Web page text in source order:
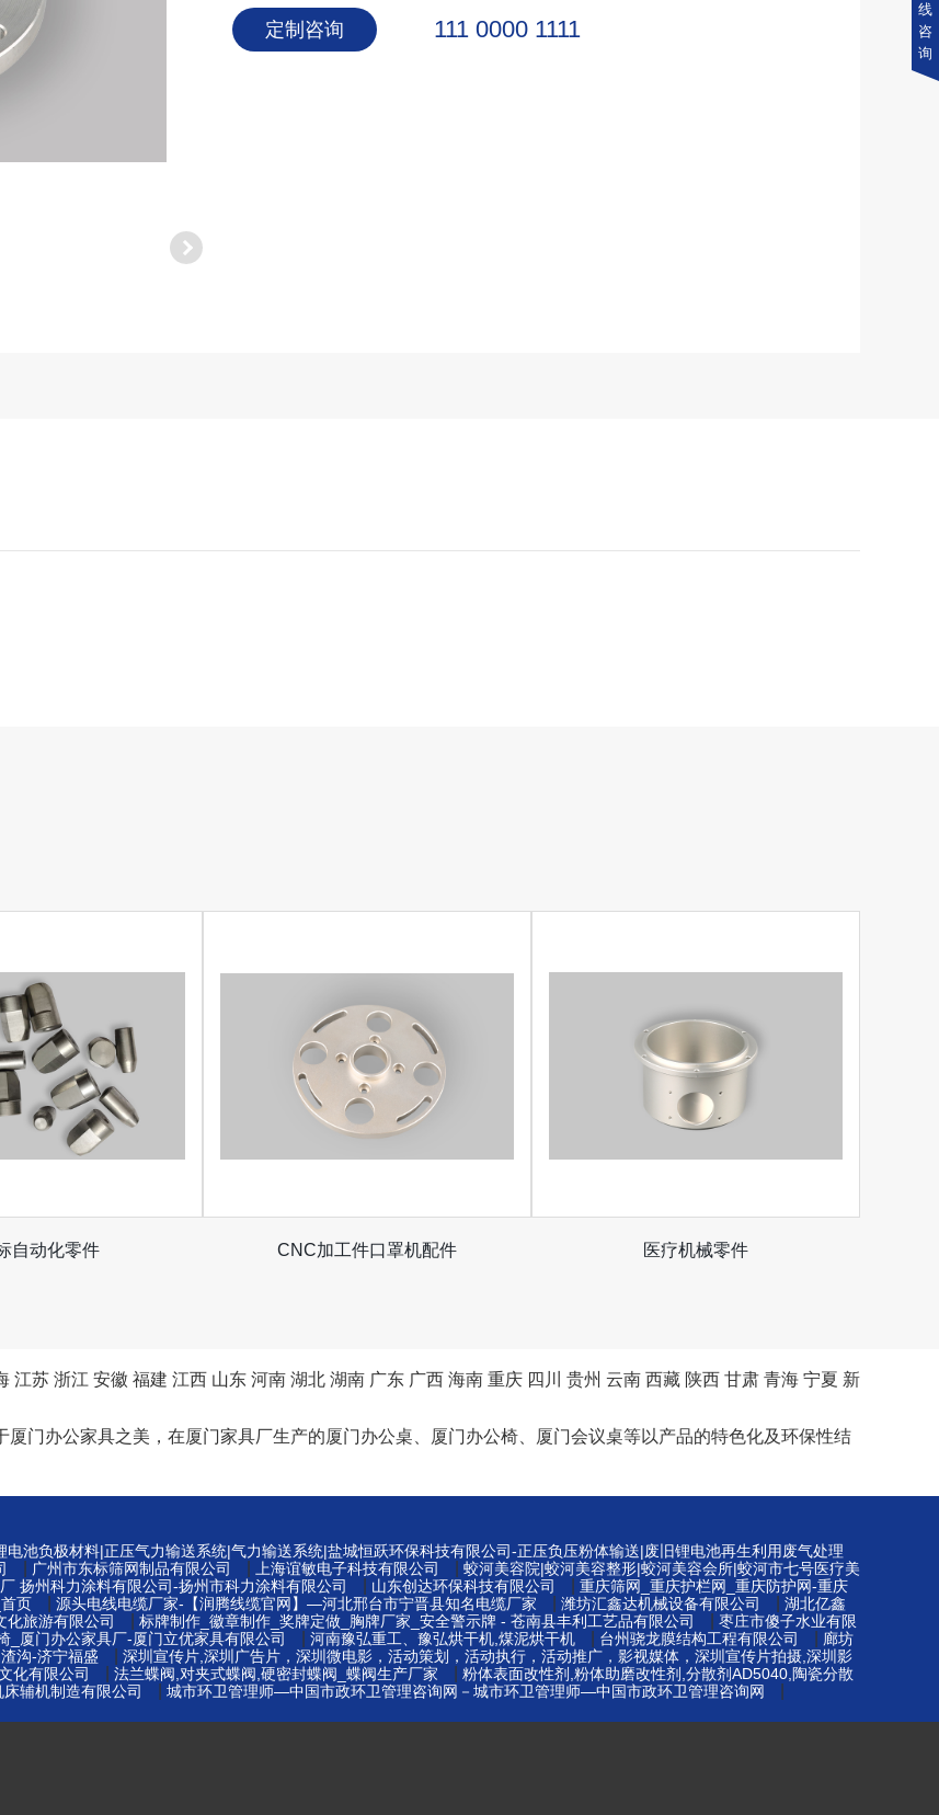
定制咨询 111 0000 1111
自动化零件 CNC加工件口罩机配件 医疗机械零件
江苏 浙江 安徽 福建 江西 山东 河南 湖北 湖南 广东 广西 海南 重庆 四川 贵州 云南 西藏 陕西 甘肃 青海 宁夏 新
门办公家具之美，在厦门家具厂生产的厦门办公桌、厦门办公椅、厦门会议桌等以产品的特色化及环保性结
电池负极材料|正压气力输送系统|气力输送系统|盐城恒跃环保科技有限公司-正压负压粉体输送|废旧锂电池再生利用废气处理
广州市东标筛网制品有限公司 上海谊敏电子科技有限公司
蛟河美容院|蛟河美容整形|蛟河美容会所|蛟河市七号医疗美
扬州科力涂料有限公司-扬州市科力涂料有限公司 山东创达环保科技有限公司
重庆筛网_重庆护栏网_重庆防护网-重庆
页 源头电线电缆厂家-【润腾线缆官网】—河北邢台市宁晋县知名电缆厂家 潍坊汇鑫达机械设备有限公司
湖北亿鑫
化旅游有限公司 标牌制作_徽章制作_奖牌定做_胸牌厂家_安全警示牌 - 苍南县丰利工艺品有限公司
枣庄市傻子水业有限
_厦门办公家具厂-厦门立优家具有限公司 河南豫弘重工、豫弘烘干机,煤泥烘干机 台州骁龙膜结构工程有限公司
廊坊
沟-济宁福盛
深圳宣传片,深圳广告片，深圳微电影，活动策划，活动执行，活动推广，影视媒体，深圳宣传片拍摄,深圳影
化有限公司
法兰蝶阀,对夹式蝶阀,硬密封蝶阀_蝶阀生产厂家
粉体表面改性剂,粉体助磨改性剂,分散剂AD5040,陶瓷分散
辅机制造有限公司 城市环卫管理师—中国市政环卫管理咨询网－城市环卫管理师—中国市政环卫管理咨询网
线
咨
询